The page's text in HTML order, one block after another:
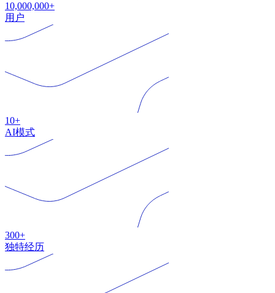
10,000,000+
用户
10+
AI模式
300+
独特经历